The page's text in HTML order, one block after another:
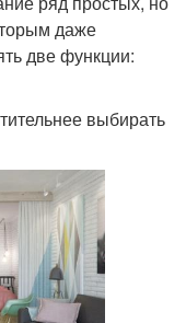
даже
две функции:
выбирать